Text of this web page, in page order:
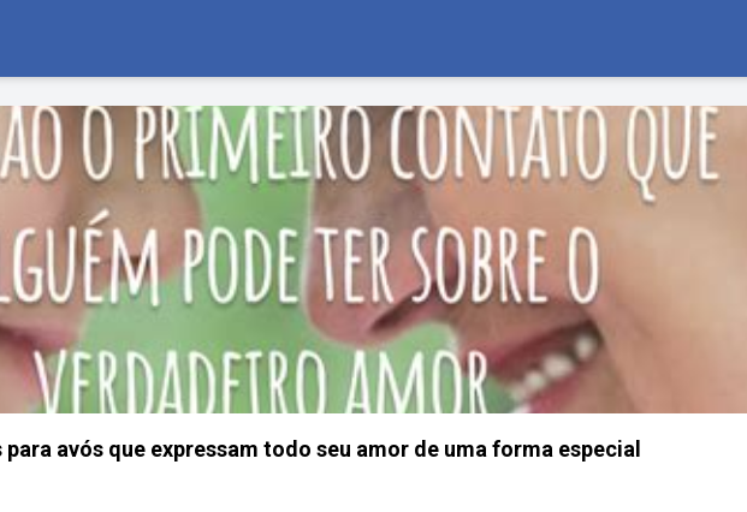
para avós que expressam todo seu amor de uma forma especial